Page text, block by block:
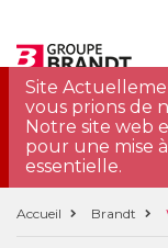
Site
vous prions de
Notre site web
pour une mise
essentielle.
Accueil Brandt